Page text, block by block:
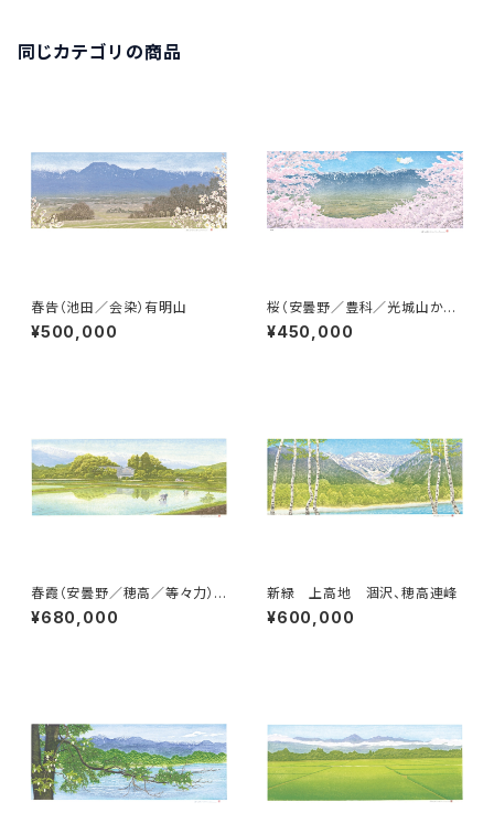
同じカテゴリの商品
春告（池田／会染）有明山
¥500,000
桜（安曇野／豊科／光城山から）
常念岳
¥450,000
春霞（安曇野／穂高／等々力）
爺ヶ岳、鹿島槍、五竜岳
¥680,000
新緑 上高地 涸沢、穂高連峰
¥600,000